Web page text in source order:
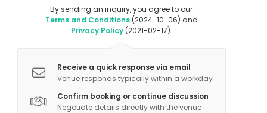
By sending an inquiry, you agree to our
Terms and Conditions(2024-10-06) and
Privacy Policy(2021-02-17).
Receive a quick response via email
Venue responds typically within a workday
Confirm booking or continue discussion
Negotiate details directly with the venue